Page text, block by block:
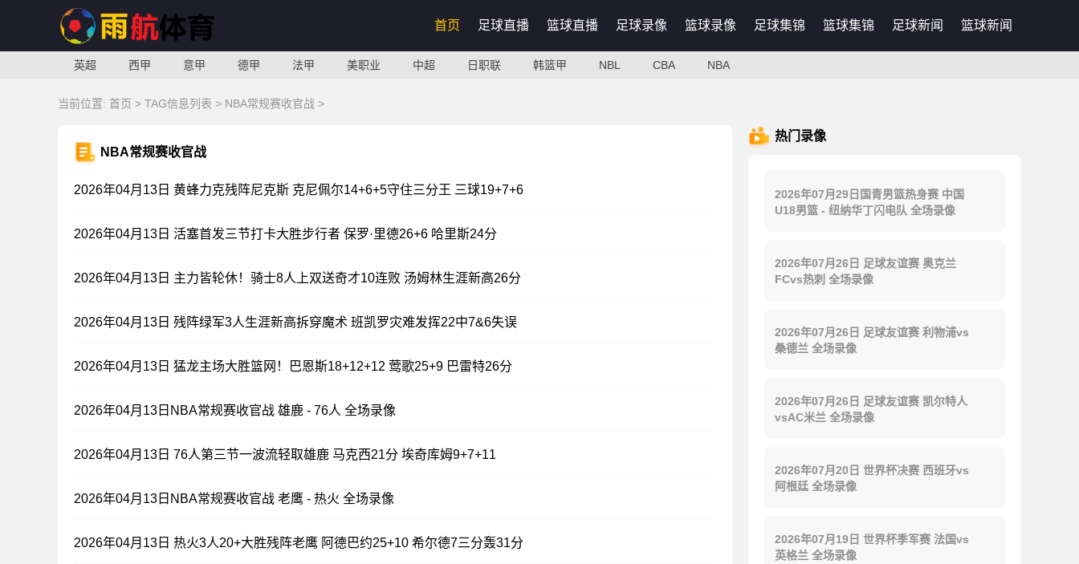
首页 足球直播 篮球直播 足球录像 篮球录像 足球集锦 篮球集锦 足球新闻 篮球新闻
英超 西甲 意甲 德甲 法甲 美职业 中超 日职联 韩篮甲 NBL CBA NBA
当前位置: 首页 > TAG信息列表 > NBA常规赛收官战 >
NBA常规赛收官战
2026年04月13日 黄蜂力克残阵尼克斯 克尼佩尔14+6+5守住三分王 三球19+7+6
2026年04月13日 活塞首发三节打卡大胜步行者 保罗·里德26+6 哈里斯24分
2026年04月13日 主力皆轮休！骑士8人上双送奇才10连败 汤姆林生涯新高26分
2026年04月13日 残阵绿军3人生涯新高拆穿魔术 班凯罗灾难发挥22中7&6失误
2026年04月13日 猛龙主场大胜篮网！巴恩斯18+12+12 莺歌25+9 巴雷特26分
2026年04月13日NBA常规赛收官战 雄鹿 - 76人 全场录像
2026年04月13日 76人第三节一波流轻取雄鹿 马克西21分 埃奇库姆9+7+11
2026年04月13日NBA常规赛收官战 老鹰 - 热火 全场录像
2026年04月13日 热火3人20+大胜残阵老鹰 阿德巴约25+10 希尔德7三分轰31分
热门录像
2026年07月29日国青男篮热身赛 中国
U18男篮 - 纽纳华丁闪电队 全场录像
2026年07月26日 足球友谊赛 奥克兰
FCvs热刺 全场录像
2026年07月26日 足球友谊赛 利物浦vs
桑德兰 全场录像
2026年07月26日 足球友谊赛 凯尔特人
vsAC米兰 全场录像
2026年07月20日 世界杯决赛 西班牙vs
阿根廷 全场录像
2026年07月19日 世界杯季军赛 法国vs
英格兰 全场录像